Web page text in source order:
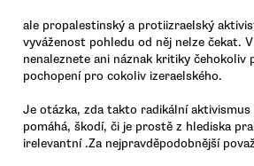
ale propalestinský a protiizraelský
vyváženost pohledu od něj nelze čekat.
nenaleznete ani náznak kritiky čehokoliv
pochopení pro cokoliv izeraelského.
Je otázka, zda takto radikální
pomáhá, škodí, či je prostě z hlediska
irelevantní .Za nejpravděpodobnější